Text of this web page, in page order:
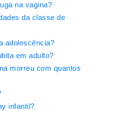
na vagina?
da classe de
adolescência?
em adulto?
morreu com quantos
infantil?